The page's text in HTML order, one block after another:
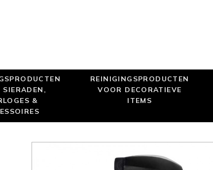
SIERADEN,
&
REINIGINGSPRODUCTEN
VOOR DECORATIEVE
ITEMS